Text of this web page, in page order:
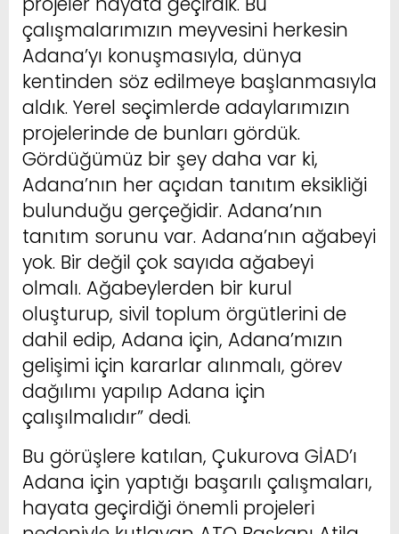
çalışmalarımızın meyvesini herkesin
Adana’yı konuşmasıyla, dünya
kentinden söz edilmeye başlanmasıyla
aldık. Yerel seçimlerde adaylarımızın
projelerinde de bunları gördük.
Gördüğümüz bir şey daha var ki,
Adana’nın her açıdan tanıtım eksikliği
bulunduğu gerçeğidir. Adana’nın
tanıtım sorunu var. Adana’nın ağabeyi
yok. Bir değil çok sayıda ağabeyi
olmalı. Ağabeylerden bir kurul
oluşturup, sivil toplum örgütlerini de
dahil edip, Adana için, Adana’mızın
gelişimi için kararlar alınmalı, görev
dağılımı yapılıp Adana için
çalışılmalıdır” dedi.
Bu görüşlere katılan, Çukurova GİAD’ı
Adana için yaptığı başarılı çalışmaları,
hayata geçirdiği önemli projeleri